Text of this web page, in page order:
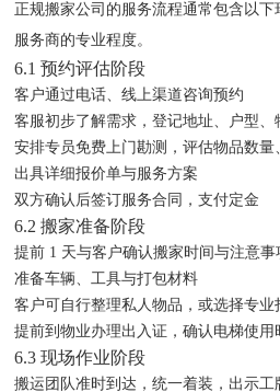
正规搬家公司的服务流程通常包含以
服务商的专业程度。
6.1 预约评估阶段
客户通过电话、线上渠道咨询预约
客服初步了解需求，登记地址、户型、
安排专员免费上门勘测，评估物品数量
出具详细报价单与服务方案
双方确认后签订服务合同，支付定金
6.2 搬家准备阶段
提前 1 天与客户确认搬家时间与注意事
准备车辆、工具与打包材料
客户可自行整理私人物品，或选择专业
提前到物业办理出入证，确认电梯使用
6.3 现场作业阶段
搬运团队准时到达，统一着装，出示工